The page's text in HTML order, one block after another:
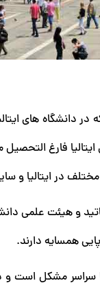
در دانشگاه های
فارغ‌
در ایتالیا و
و هیئت‌ علمی
همسایه دارند.
مشکل است و